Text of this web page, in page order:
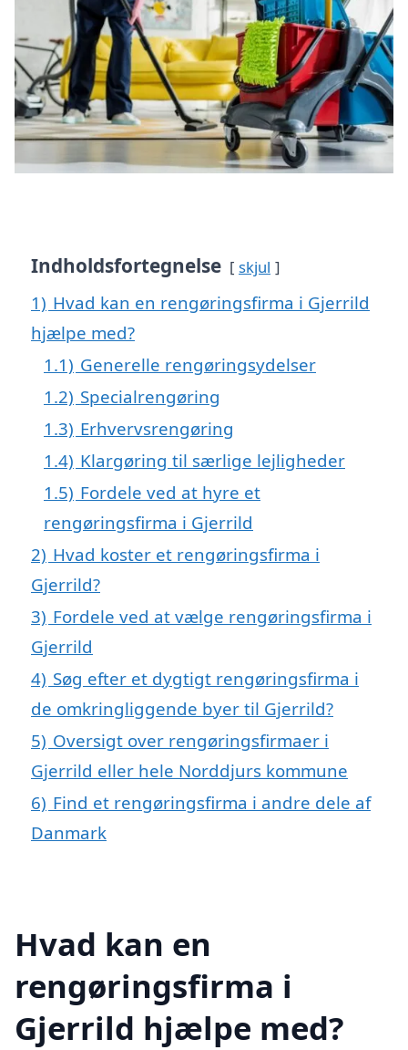
Indholdsfortegnelse skjul
1) Hvad kan en rengøringsfirma i Gjerrild
hjælpe med?
1.1) Generelle rengøringsydelser
1.2) Specialrengøring
1.3) Erhvervsrengøring
1.4) Klargøring til særlige lejligheder
1.5) Fordele ved at hyre et
rengøringsfirma i Gjerrild
2) Hvad koster et rengøringsfirma i
Gjerrild?
3) Fordele ved at vælge rengøringsfirma i
Gjerrild
4) Søg efter et dygtigt rengøringsfirma i
de omkringliggende byer til Gjerrild?
5) Oversigt over rengøringsfirmaer i
Gjerrild eller hele Norddjurs kommune
6) Find et rengøringsfirma i andre dele af
Danmark
Hvad kan en
rengøringsfirma i
Gjerrild hjælpe med?